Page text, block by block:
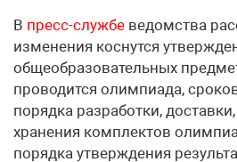
В пресс-службе ведомства
изменения коснутся
общеобразовательных
проводится олимпиада,
порядка разработки,
хранения комплектов
порядка утверждения